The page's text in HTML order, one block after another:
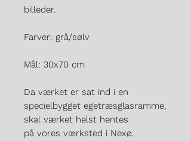
billeder.
Farver: grå/sølv
Mål: 30x70 cm
Da værket er sat ind i en
specielbygget egetræsglasramme,
skal værket helst hentes
på vores værksted i Nexø.